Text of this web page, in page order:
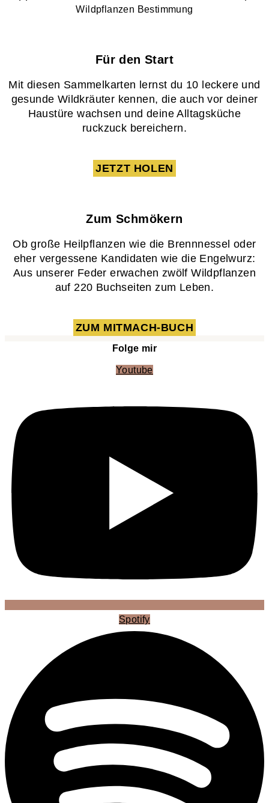
Wildpflanzen Bestimmung
Für den Start
Mit diesen Sammelkarten lernst du 10 leckere und
gesunde Wildkräuter kennen, die auch vor deiner
Haustüre wachsen und deine Alltagsküche
ruckzuck bereichern.
JETZT HOLEN
Zum Schmökern
Ob große Heilpflanzen wie die Brennnessel oder
eher vergessene Kandidaten wie die Engelwurz:
Aus unserer Feder erwachen zwölf Wildpflanzen
auf 220 Buchseiten zum Leben.
ZUM MITMACH-BUCH
Folge mir
Youtube
Spotify